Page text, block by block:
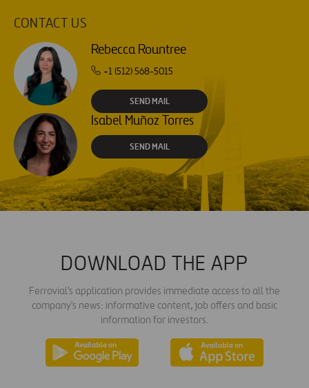
CONTACT US
Rebecca Rountree
+1 (512) 568-5015
SEND MAIL
Isabel Muñoz Torres
SEND MAIL
DOWNLOAD THE APP
Ferrovial's application provides immediate access to all the
company's news: informative content, job offers and basic
information for investors.